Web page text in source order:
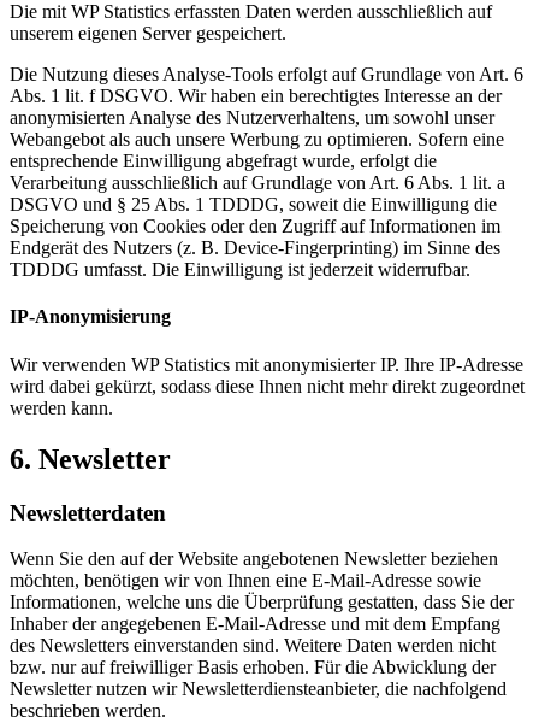
Die mit WP Statistics erfassten Daten werden ausschließlich auf
unserem eigenen Server gespeichert.
Die Nutzung dieses Analyse-Tools erfolgt auf Grundlage von Art. 6
Abs. 1 lit. f DSGVO. Wir haben ein berechtigtes Interesse an der
anonymisierten Analyse des Nutzerverhaltens, um sowohl unser
Webangebot als auch unsere Werbung zu optimieren. Sofern eine
entsprechende Einwilligung abgefragt wurde, erfolgt die
Verarbeitung ausschließlich auf Grundlage von Art. 6 Abs. 1 lit. a
DSGVO und § 25 Abs. 1 TDDDG, soweit die Einwilligung die
Speicherung von Cookies oder den Zugriff auf Informationen im
Endgerät des Nutzers (z. B. Device-Fingerprinting) im Sinne des
TDDDG umfasst. Die Einwilligung ist jederzeit widerrufbar.
IP-Anonymisierung
Wir verwenden WP Statistics mit anonymisierter IP. Ihre IP-Adresse
wird dabei gekürzt, sodass diese Ihnen nicht mehr direkt zugeordnet
werden kann.
6. Newsletter
Newsletter­daten
Wenn Sie den auf der Website angebotenen Newsletter beziehen
möchten, benötigen wir von Ihnen eine E-Mail-Adresse sowie
Informationen, welche uns die Überprüfung gestatten, dass Sie der
Inhaber der angegebenen E-Mail-Adresse und mit dem Empfang
des Newsletters einverstanden sind. Weitere Daten werden nicht
bzw. nur auf freiwilliger Basis erhoben. Für die Abwicklung der
Newsletter nutzen wir Newsletterdiensteanbieter, die nachfolgend
beschrieben werden.